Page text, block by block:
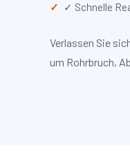
✓ Schnelle
Verlassen Sie
um Rohrbruch,